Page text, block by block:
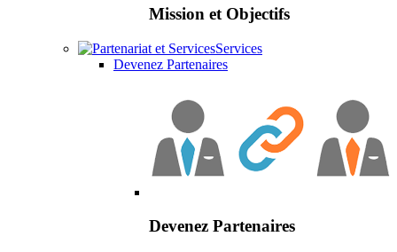
Mission et Objectifs
Services
Devenez Partenaires
Devenez Partenaires